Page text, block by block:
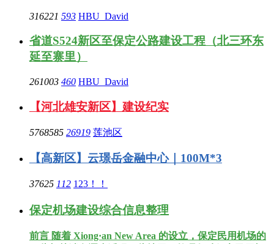
316221 593 HBU_David
省道S524新区至保定公路建设工程（北三环东
延至寨里）
261003 460 HBU_David
【河北雄安新区】建设纪实
5768585 26919 莲池区
【高新区】云璟岳金融中心｜100M*3
37625 112 123！！
保定机场建设综合信息整理
前言 随着 Xiong·an New Area 的设立，保定民用机场的